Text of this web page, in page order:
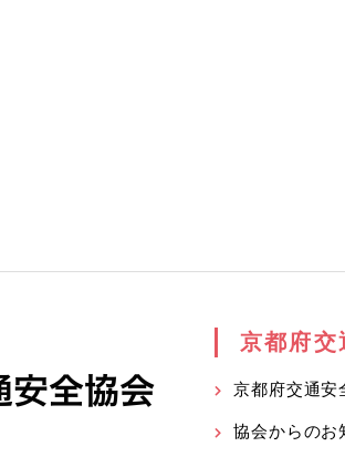
京都府交
京都府交通安
協会からのお